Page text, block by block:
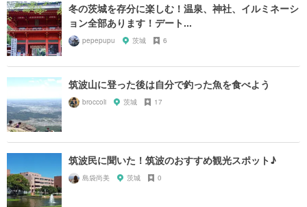
冬の茨城を存分に楽しむ！温泉、神社、イルミネーシ
ョン全部あります！デート...
pepepupu 茨城 6
筑波山に登った後は自分で釣った魚を食べよう
broccoli 茨城 17
筑波民に聞いた！筑波のおすすめ観光スポット♪
島袋尚美 茨城 0